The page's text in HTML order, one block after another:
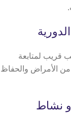
قريب لمتابعة
من الأمراض والحفاظ
نشاط